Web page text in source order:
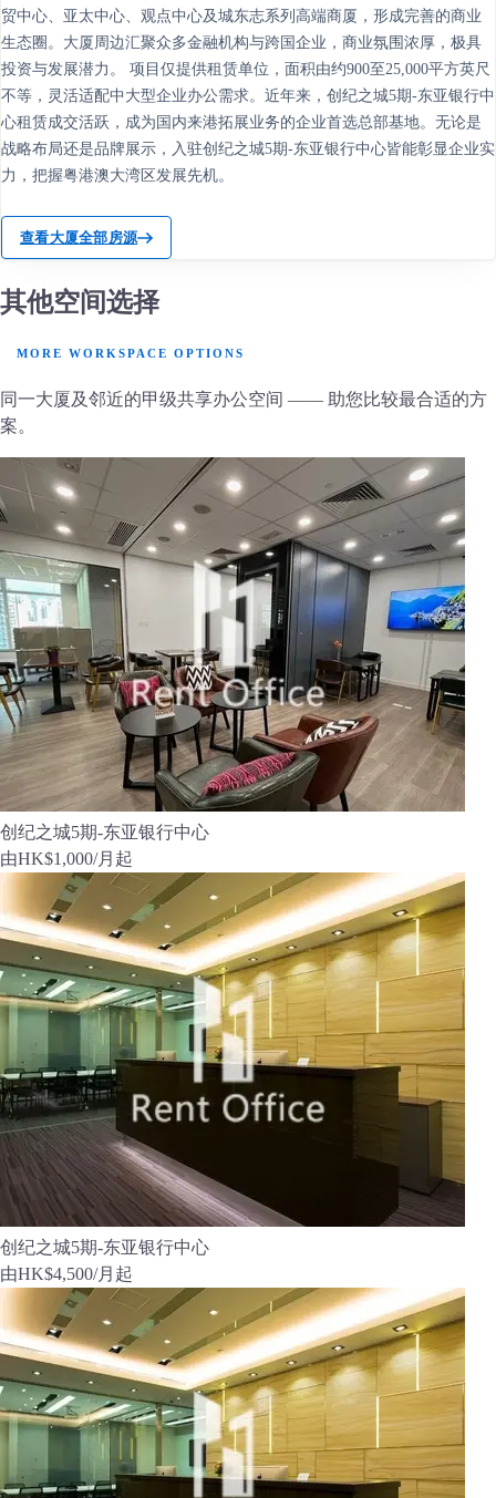
贸中心、亚太中心、观点中心及城东志系列高端商厦，形成完善的商业
生态圈。大厦周边汇聚众多金融机构与跨国企业，商业氛围浓厚，极具
投资与发展潜力。 项目仅提供租赁单位，面积由约900至25,000平方英尺
不等，灵活适配中大型企业办公需求。近年来，创纪之城5期-东亚银行中
心租赁成交活跃，成为国内来港拓展业务的企业首选总部基地。无论是
战略布局还是品牌展示，入驻创纪之城5期-东亚银行中心皆能彰显企业实
力，把握粤港澳大湾区发展先机。
查看大厦全部房源
其他空间选择
MORE WORKSPACE OPTIONS
同一大厦及邻近的甲级共享办公空间 —— 助您比较最合适的方
案。
创纪之城5期-东亚银行中心
由HK$1,000/月起
创纪之城5期-东亚银行中心
由HK$4,500/月起